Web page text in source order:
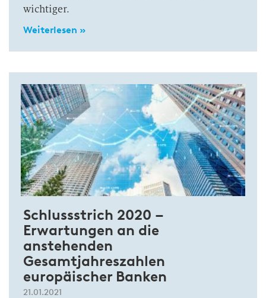
wichtiger.
Weiterlesen »
Schlussstrich 2020 –
Erwartungen an die
anstehenden
Gesamtjahreszahlen
europäischer Banken
21.01.2021